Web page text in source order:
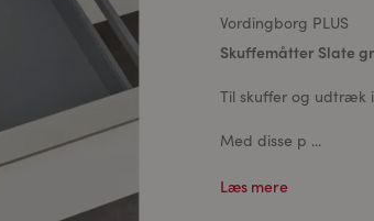
Vordingborg PLUS
Skuffemåtter Slate
Til skuffer og udtræk
Med disse p ...
Læs mere